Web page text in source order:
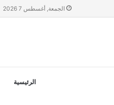
الجمعة, أغسطس 7 2026
الرئيسية